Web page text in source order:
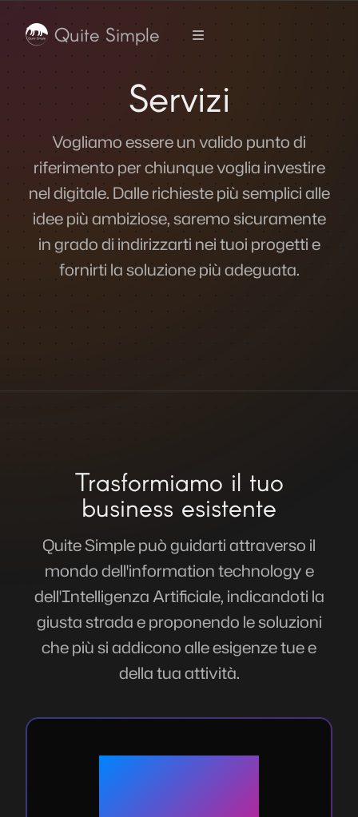
Quite Simple
Servizi
Vogliamo essere un valido punto di
riferimento per chiunque voglia investire
nel digitale. Dalle richieste più semplici alle
idee più ambiziose, saremo sicuramente
in grado di indirizzarti nei tuoi progetti e
fornirti la soluzione più adeguata.
Trasformiamo il tuo
business esistente
Quite Simple può guidarti attraverso il
mondo dell'information technology e
dell'Intelligenza Artificiale, indicandoti la
giusta strada e proponendo le soluzioni
che più si addicono alle esigenze tue e
della tua attività.